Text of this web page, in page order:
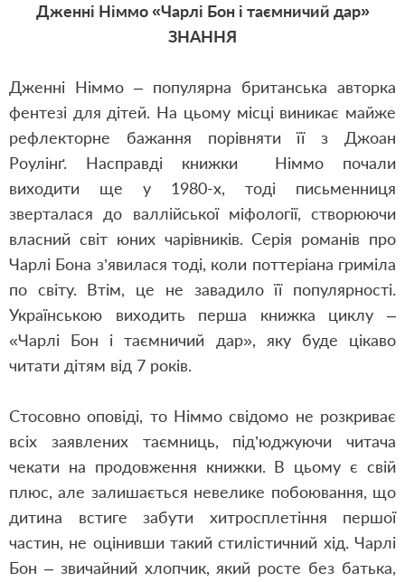
Дженні Німмо «Чарлі Бон і таємничий дар»
ЗНАННЯ
Дженні Німмо ‒ популярна британська авторка
фентезі для дітей. На цьому місці виникає майже
рефлекторне бажання порівняти її з Джоан
Роулінґ. Насправді книжки Німмо почали
виходити ще у 1980-х, тоді письменниця
зверталася до валлійської міфології, створюючи
власний світ юних чарівників. Серія романів про
Чарлі Бона з’явилася тоді, коли поттеріана гриміла
по світу. Втім, це не завадило її популярності.
Українською виходить перша книжка циклу ‒
«Чарлі Бон і таємничий дар», яку буде цікаво
читати дітям від 7 років.
Стосовно оповіді, то Німмо свідомо не розкриває
всіх заявлених таємниць, під’юджуючи читача
чекати на продовження книжки. В цьому є свій
плюс, але залишається невелике побоювання, що
дитина встиге забути хитросплетіння першої
частин, не оцінивши такий стилістичний хід. Чарлі
Бон ‒ звичайний хлопчик, який росте без батька,